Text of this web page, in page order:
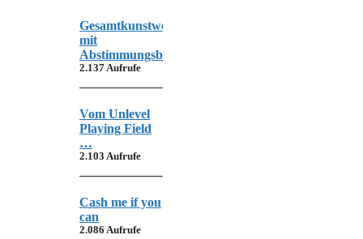
Gesamtkunstwerk
mit
Abstimmungsbedarf
2.137 Aufrufe
Vom Unlevel
Playing Field
…
2.103 Aufrufe
Cash me if you
can
2.086 Aufrufe